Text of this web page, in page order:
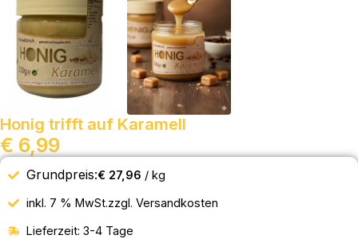
Honig trifft auf Karamell
€ 6,99
Grundpreis:€ 27,96 / kg
inkl. 7 % MwSt.zzgl. Versandkosten
Lieferzeit: 3-4 Tage